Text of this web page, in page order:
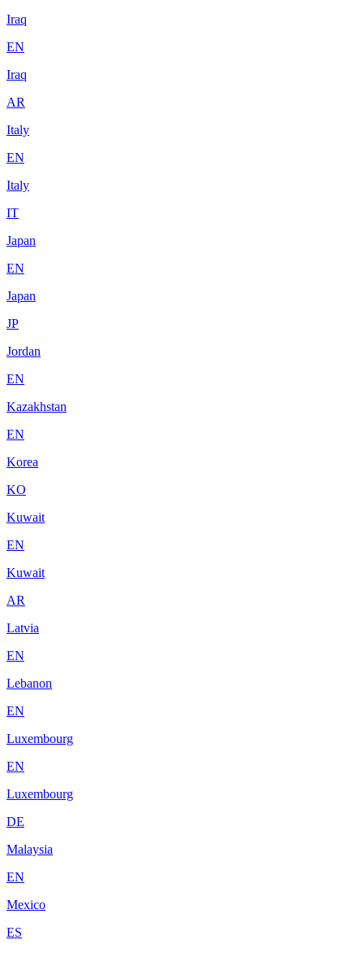
Iraq
EN
Iraq
AR
Italy
EN
Italy
IT
Japan
EN
Japan
JP
Jordan
EN
Kazakhstan
EN
Korea
KO
Kuwait
EN
Kuwait
AR
Latvia
EN
Lebanon
EN
Luxembourg
EN
Luxembourg
DE
Malaysia
EN
Mexico
ES